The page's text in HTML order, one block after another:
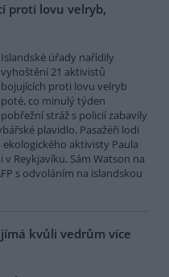
proti lovu velryb,
Islandské úřady nařídily
vyhoštění 21 aktivistů
bojujících proti lovu velryb
poté, co minulý týden
pobřežní stráž s policií zabavily
plavidlo. Pasažéři lodi
aktivisty Paula
Reykjavíku. Sám Watson na
s odvoláním na islandskou
kvůli vedrům více